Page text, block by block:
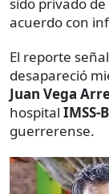
acuerdo con
El reporte
desapareció
Juan Vega
hospital IMSS-
guerrerense.